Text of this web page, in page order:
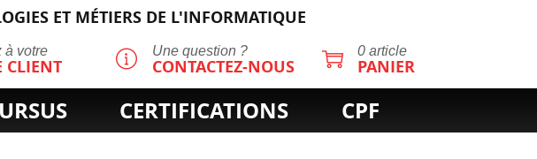
ET MÉTIERS DE L'INFORMATIQUE
à votre
CLIENT
Une question ?
CONTACTEZ-NOUS
0 article
PANIER
CERTIFICATIONS CPF